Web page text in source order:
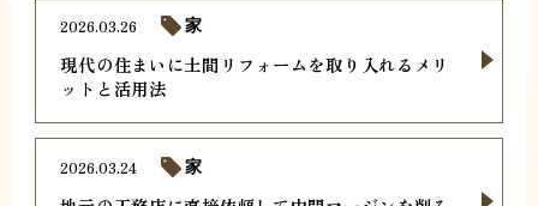
現代の住まいに土間リフォームを取り入れるメリ
ットと活用法
2026.03.26 家
2026.03.24 家